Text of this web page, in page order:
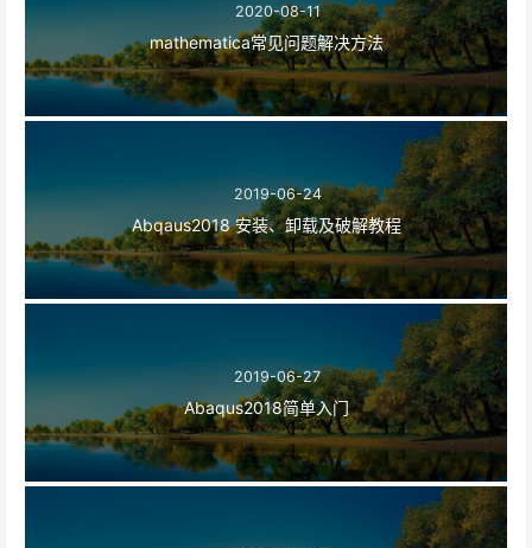
2020-08-11
mathematica常见问题解决方法
2019-06-24
Abqaus2018 安装、卸载及破解教程
2019-06-27
Abaqus2018简单入门